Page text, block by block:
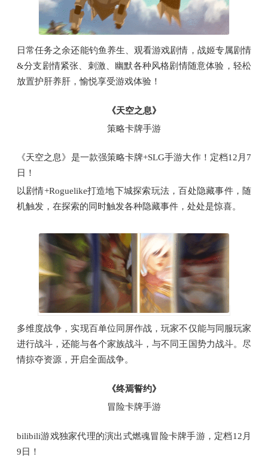
日常任务之余还能钓鱼养生、观看游戏剧情，战姬专属剧情
&分支剧情紧张、刺激、幽默各种风格剧情随意体验，轻松
放置护肝养肝，愉悦享受游戏体验！
《天空之息》
策略卡牌手游
《天空之息》是一款强策略卡牌+SLG手游大作！定档12月7
日！
以剧情+Roguelike打造地下城探索玩法，百处隐藏事件，随
机触发，在探索的同时触发各种隐藏事件，处处是惊喜。
多维度战争，实现百单位同屏作战，玩家不仅能与同服玩家
进行战斗，还能与各个家族战斗，与不同王国势力战斗。尽
情掠夺资源，开启全面战争。
《终焉誓约》
冒险卡牌手游
bilibili游戏独家代理的演出式燃魂冒险卡牌手游，定档12月
9日！